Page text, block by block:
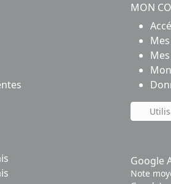
MON
Google
Note